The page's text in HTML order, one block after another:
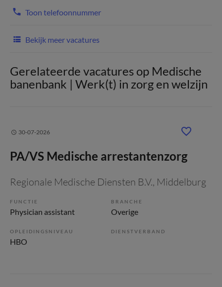
Toon telefoonnummer
Bekijk meer vacatures
Gerelateerde vacatures op Medische
banenbank | Werk(t) in zorg en welzijn
30-07-2026
PA/VS Medische arrestantenzorg
Regionale Medische Diensten B.V., Middelburg
FUNCTIE
Physician assistant
BRANCHE
Overige
OPLEIDINGSNIVEAU
HBO
DIENSTVERBAND